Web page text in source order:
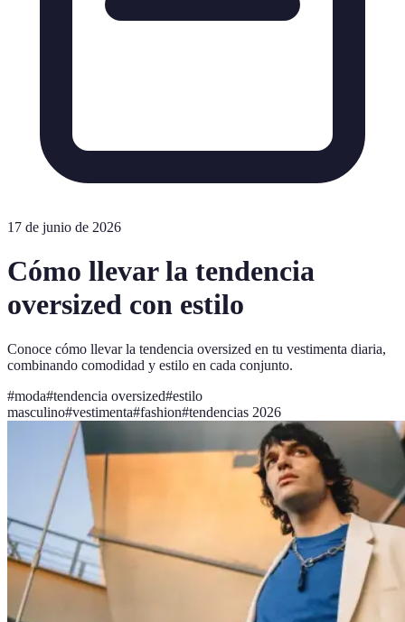
17 de junio de 2026
Cómo llevar la tendencia
oversized con estilo
Conoce cómo llevar la tendencia oversized en tu vestimenta diaria,
combinando comodidad y estilo en cada conjunto.
#moda#tendencia oversized#estilo
masculino#vestimenta#fashion#tendencias 2026